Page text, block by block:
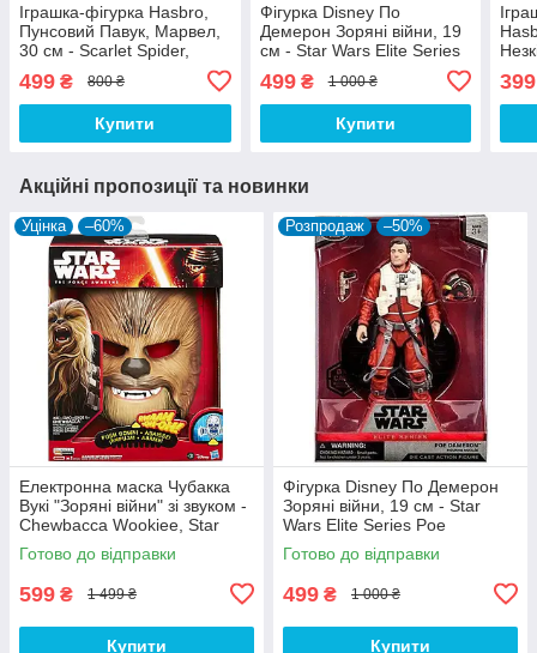
Іграшка-фігурка Hasbro,
Пунсовий Павук, Марвел,
30 см - Scarlet Spider,
Marvel, Titan Hero Series
499 ₴ 800 ₴
Купити
Фігурка Disney По
Демерон Зоряні війни, 19
см - Star Wars Elite Series
499₴ 1 000 ₴
Купити
399
Акційні пропозиції та новинки
Уцінка –60%
Електронна маска Чубакка
Вукі "Зоряні війни" зі звуком -
Chewbacca Wookiee, Star
Wars, Hasbro
Готово до відправки
599 ₴ 1 499 ₴
Купити
Розпродаж –50%
Фігурка Disney По Демерон
Зоряні війни, 19 см - Star
Wars Elite Series Poe
Dameron
Готово до відправки
499 ₴ 1 000 ₴
Купити